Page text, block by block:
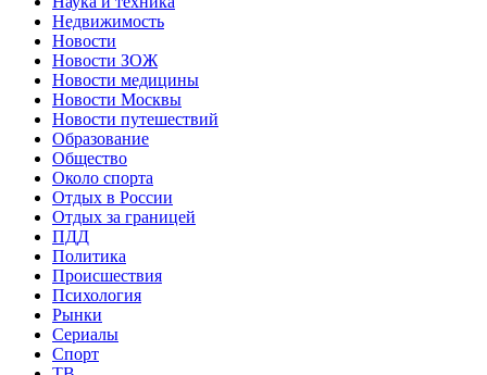
Недвижимость
Новости
Новости ЗОЖ
Новости медицины
Новости Москвы
Новости путешествий
Образование
Общество
Около спорта
Отдых в России
Отдых за границей
ПДД
Политика
Происшествия
Психология
Рынки
Сериалы
Спорт